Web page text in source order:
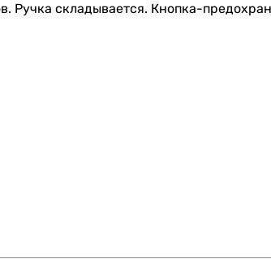
складывается. Кнопка-